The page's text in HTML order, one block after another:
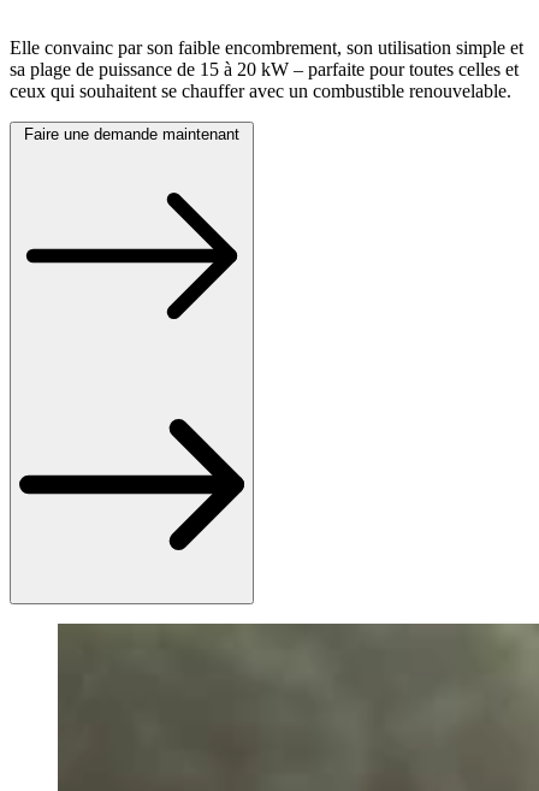
Elle convainc par son faible encombrement, son utilisation simple et
sa plage de puissance de 15 à 20 kW – parfaite pour toutes celles et
ceux qui souhaitent se chauffer avec un combustible renouvelable.
Faire une demande maintenant